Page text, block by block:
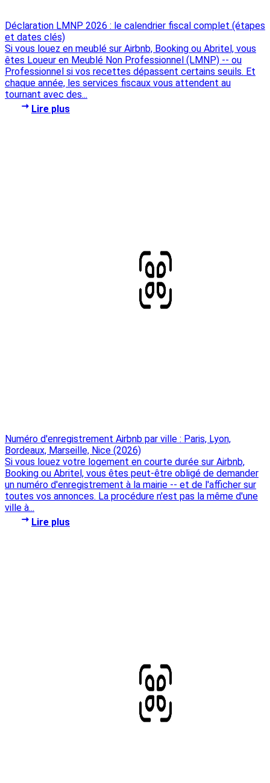
Déclaration LMNP 2026 : le calendrier fiscal complet (étapes
et dates clés)
Si vous louez en meublé sur Airbnb, Booking ou Abritel, vous
êtes Loueur en Meublé Non Professionnel (LMNP) -- ou
Professionnel si vos recettes dépassent certains seuils. Et
chaque année, les services fiscaux vous attendent au
tournant avec des...
Lire plus
Numéro d'enregistrement Airbnb par ville : Paris, Lyon,
Bordeaux, Marseille, Nice (2026)
Si vous louez votre logement en courte durée sur Airbnb,
Booking ou Abritel, vous êtes peut-être obligé de demander
un numéro d'enregistrement à la mairie -- et de l'afficher sur
toutes vos annonces. La procédure n'est pas la même d'une
ville à...
Lire plus